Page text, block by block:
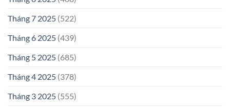
Tháng 7 2025 (522)
Tháng 6 2025 (439)
Tháng 5 2025 (685)
Tháng 4 2025 (378)
Tháng 3 2025 (555)